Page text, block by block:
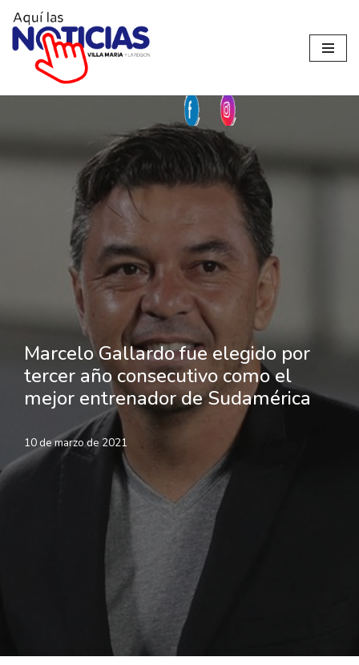
contenido
Marcelo Gallardo fue elegido por
tercer año consecutivo como el
mejor entrenador de Sudamérica
10 de marzo de 2021